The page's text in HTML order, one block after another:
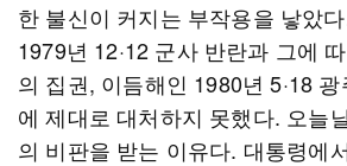
한 불신이 커지는 부작용을 낳았
1979년 12·12 군사 반란과 그에
의 집권, 이듬해인 1980년 5·18
에 제대로 대처하지 못했다. 오늘
의 비판을 받는 이유다. 대통령에